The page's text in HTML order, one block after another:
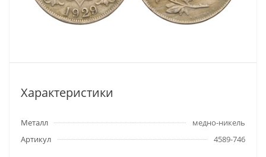
Характеристики
Металл
медно-никель
Артикул
4589-746